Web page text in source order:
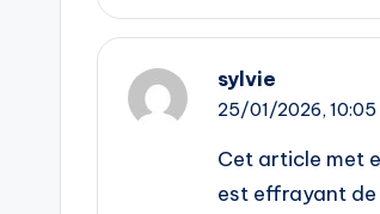
sylvie
25/01/2026, 10:05
Cet article met
est effrayant de